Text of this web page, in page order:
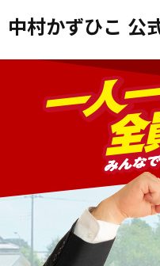
中村かずひこ 公